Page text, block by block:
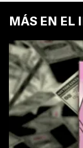
MÁS EN EL